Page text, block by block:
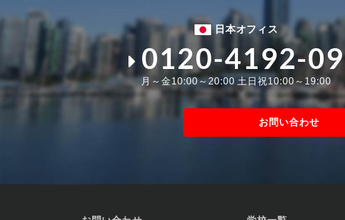
日本オフィス
0120-4192-09
月～金10:00～20:00 土日祝10:00～19:00
お問い合わせ